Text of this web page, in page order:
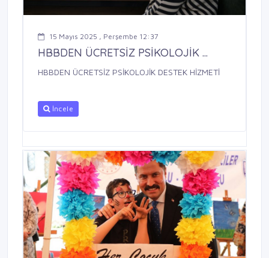
15 Mayıs 2025 , Perşembe 12:37
HBBDEN ÜCRETSİZ PSİKOLOJİK ...
HBBDEN ÜCRETSİZ PSİKOLOJİK DESTEK HİZMETİ
İncele